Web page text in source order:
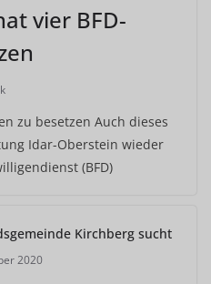
vier BFD-
zu besetzen Auch dieses
Idar-Oberstein wieder
(BFD)
Kirchberg sucht
2020